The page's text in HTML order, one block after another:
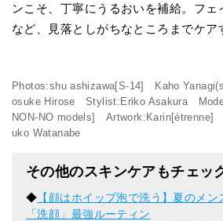
ンこそ、丁寧にうるおいを補給。フェ
など、見落としがちなところまでケア
Photos:shu ashizawa[S-14] Kaho
osuke Hirose Stylist:Eriko Asakura
NON-NO models] Artwork:Karin[étrenne]
uko Watanabe
その他のスキンケアもチェッ
◆ 【顔はホイップ泡で洗う】夏のメ
「洗顔」最強ルーティン